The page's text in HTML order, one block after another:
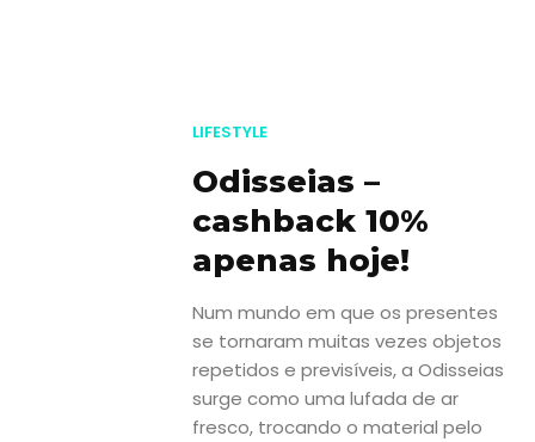
LIFESTYLE
Odisseias –
cashback 10%
apenas hoje!
Num mundo em que os presentes
se tornaram muitas vezes objetos
repetidos e previsíveis, a Odisseias
surge como uma lufada de ar
fresco, trocando o material pelo